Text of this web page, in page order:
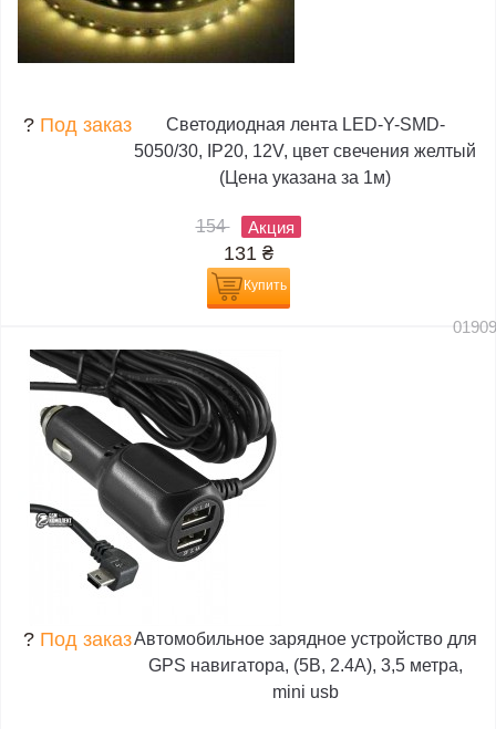
? Под заказ
Светодиодная лента LED-Y-SMD-
5050/30, IP20, 12V, цвет свечения желтый
(Цена указана за 1м)
154 Акция
131 ₴
Купить
? Под заказАвтомобильное зарядное устройство для
GPS навигатора, (5В, 2.4А), 3,5 метра,
mini usb